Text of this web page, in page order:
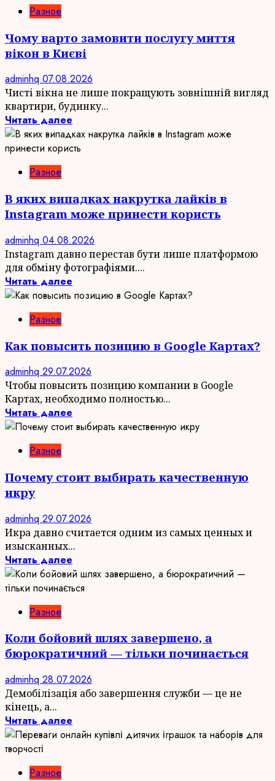
Разное
Чому варто замовити послугу миття
вікон в Києві
adminhq 07.08.2026
Чисті вікна не лише покращують зовнішній вигляд
квартири, будинку...
Читать далее
Разное
В яких випадках накрутка лайків в
Instagram може принести користь
adminhq 04.08.2026
Instagram давно перестав бути лише платформою
для обміну фотографіями....
Читать далее
Разное
Как повысить позицию в Google Картах?
adminhq 29.07.2026
Чтобы повысить позицию компании в Google
Картах, необходимо полностью...
Читать далее
Разное
Почему стоит выбирать качественную
икру
adminhq 29.07.2026
Икра давно считается одним из самых ценных и
изысканных...
Читать далее
Разное
Коли бойовий шлях завершено, а
бюрократичний — тільки починається
adminhq 28.07.2026
Демобілізація або завершення служби — це не
кінець, а...
Читать далее
Разное